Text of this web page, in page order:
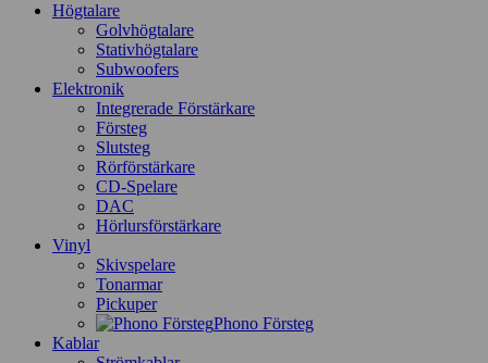
Högtalare
Golvhögtalare
Stativhögtalare
Subwoofers
Elektronik
Integrerade Förstärkare
Försteg
Slutsteg
Rörförstärkare
CD-Spelare
DAC
Hörlursförstärkare
Vinyl
Skivspelare
Tonarmar
Pickuper
Phono Försteg
Kablar